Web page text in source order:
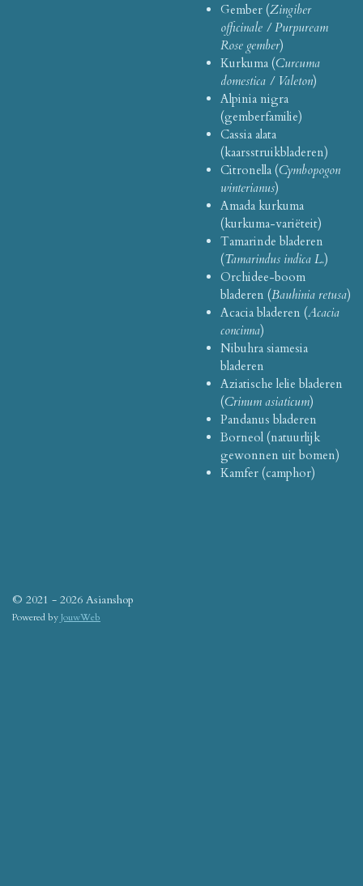
Gember (Zingiber
officinale / Purpuream
Rose gember)
Kurkuma (Curcuma
domestica / Valeton)
Alpinia nigra
(gemberfamilie)
Cassia alata
(kaarsstruikbladeren)
Citronella (Cymbopogon
winterianus)
Amada kurkuma
(kurkuma-variëteit)
Tamarinde bladeren
(Tamarindus indica L.)
Orchidee-boom
bladeren (Bauhinia retusa)
Acacia bladeren (Acacia
concinna)
Nibuhra siamesia
bladeren
Aziatische lelie bladeren
(Crinum asiaticum)
Pandanus bladeren
Borneol (natuurlijk
gewonnen uit bomen)
Kamfer (camphor)
© 2021 - 2026 Asianshop
Powered byJouwWeb